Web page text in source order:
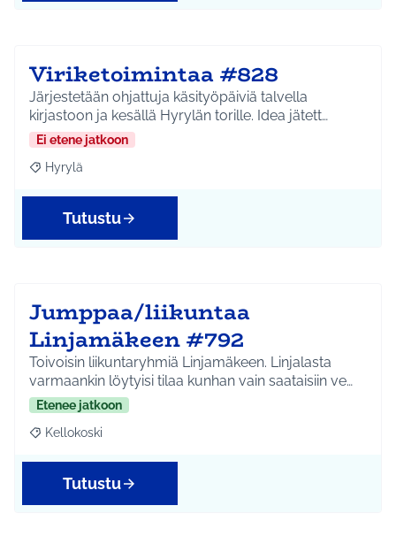
Viriketoimintaa #828
Järjestetään ohjattuja käsityöpäiviä talvella
kirjastoon ja kesällä Hyrylän torille. Idea jätett…
Ei etene jatkoon
Rajaa tulokset aihepiirin mukaan: Hyrylä
Hyrylä
Tutustu
Jumppaa/liikuntaa
Linjamäkeen #792
Toivoisin liikuntaryhmiä Linjamäkeen. Linjalasta
varmaankin löytyisi tilaa kunhan vain saataisiin ve…
Etenee jatkoon
Rajaa tulokset aihepiirin mukaan: Kellokoski
Kellokoski
Tutustu